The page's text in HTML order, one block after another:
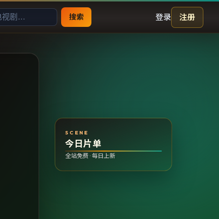
搜索 登录 注册
SCENE
今日片单
全站免费 · 每日上新